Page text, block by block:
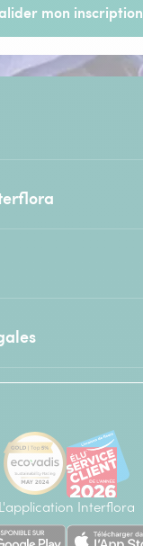
mon inscription
L'application Interflora